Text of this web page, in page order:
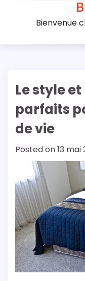
Bienvenue
Le style
parfaits
de vie
Posted on13 mai